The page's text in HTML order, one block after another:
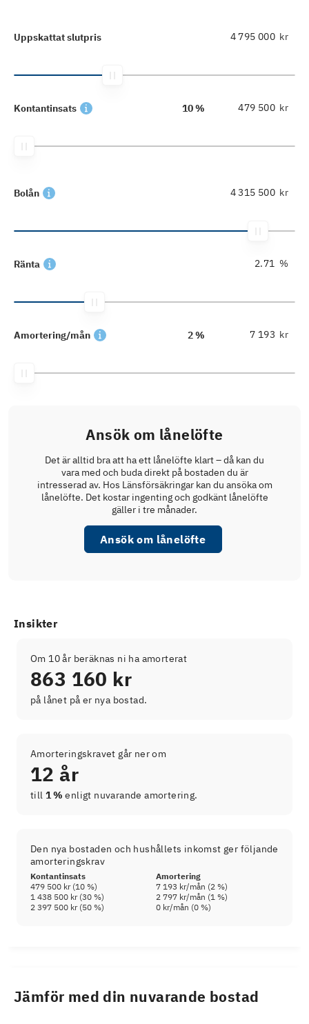
Uppskattat slutpris kr
Kontantinsats 10 % kr
Bolån kr
Ränta %
Amortering/mån 2 % kr
Ansök om lånelöfte
Det är alltid bra att ha ett lånelöfte klart – då kan du
vara med och buda direkt på bostaden du är
intresserad av. Hos Länsförsäkringar kan du ansöka om
lånelöfte. Det kostar ingenting och godkänt lånelöfte
gäller i tre månader.
Ansök om lånelöfte
Insikter
Om 10 år beräknas ni ha amorterat
863 160 kr
på lånet på er nya bostad.
Amorteringskravet går ner om
12 år
till 1 % enligt nuvarande amortering.
Den nya bostaden och hushållets inkomst ger följande
amorteringskrav
Kontantinsats
Amortering
479 500 kr(10 %) 7 193 kr/mån (2 %)
1 438 500 kr(30 %) 2 797 kr/mån (1 %)
2 397 500 kr(50 %) 0 kr/mån (0 %)
Jämför med din nuvarande bostad